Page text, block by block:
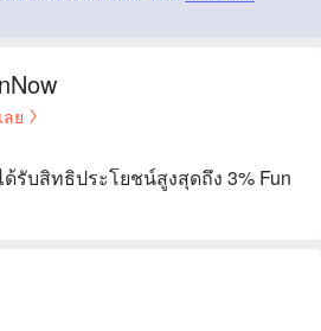
ย
รับสิทธิประโยชน์สูงสุดถึง 3% Fun